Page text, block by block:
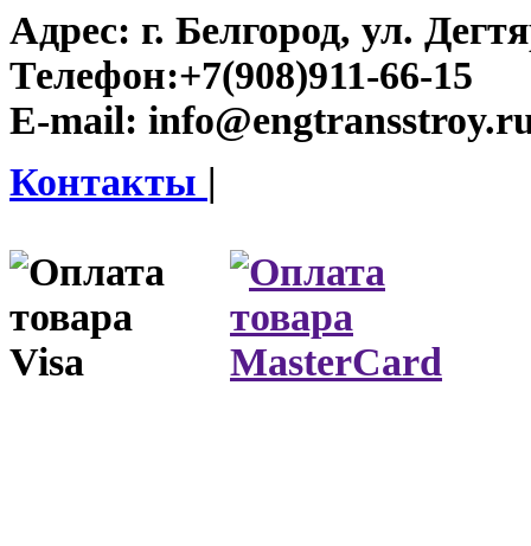
Адрес: г. Белгород, ул.
Телефон:+7(908)911-66-15
E-mail:
Контакты